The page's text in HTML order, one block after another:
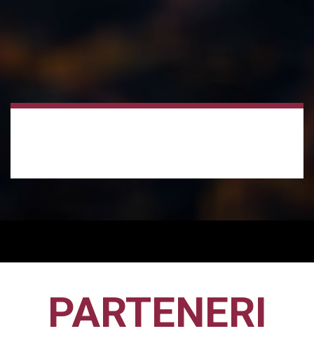
PARTENERI